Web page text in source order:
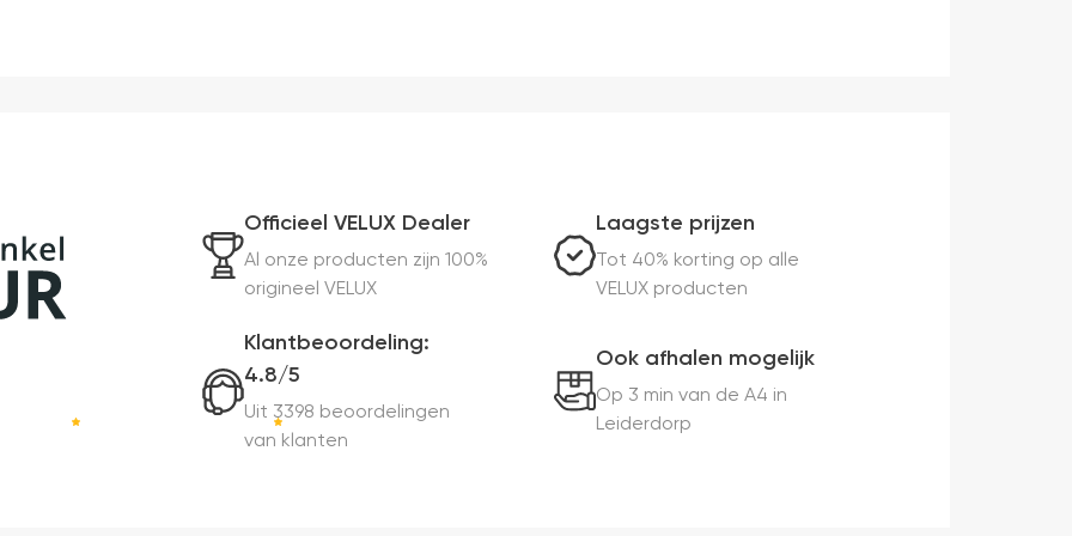
Officieel VELUX Dealer
Al onze producten zijn 100%
origineel VELUX
Laagste prijzen
Tot 40% korting op alle
VELUX producten
Klantbeoordeling:
4.8/5
Uit 3398 beoordelingen
van klanten
Ook afhalen mogelijk
Op 3 min van de A4 in
Leiderdorp